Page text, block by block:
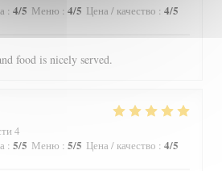
: 4/5 Меню : 4/5 Цена / качество : 4/5
food is nicely served.
4
: 5/5 Меню : 5/5 Цена / качество : 4/5